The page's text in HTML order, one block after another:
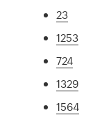
23
1253
724
1329
1564